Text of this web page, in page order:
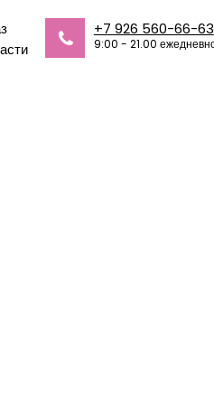
+7 926 560-66-63
9:00 - 21.00